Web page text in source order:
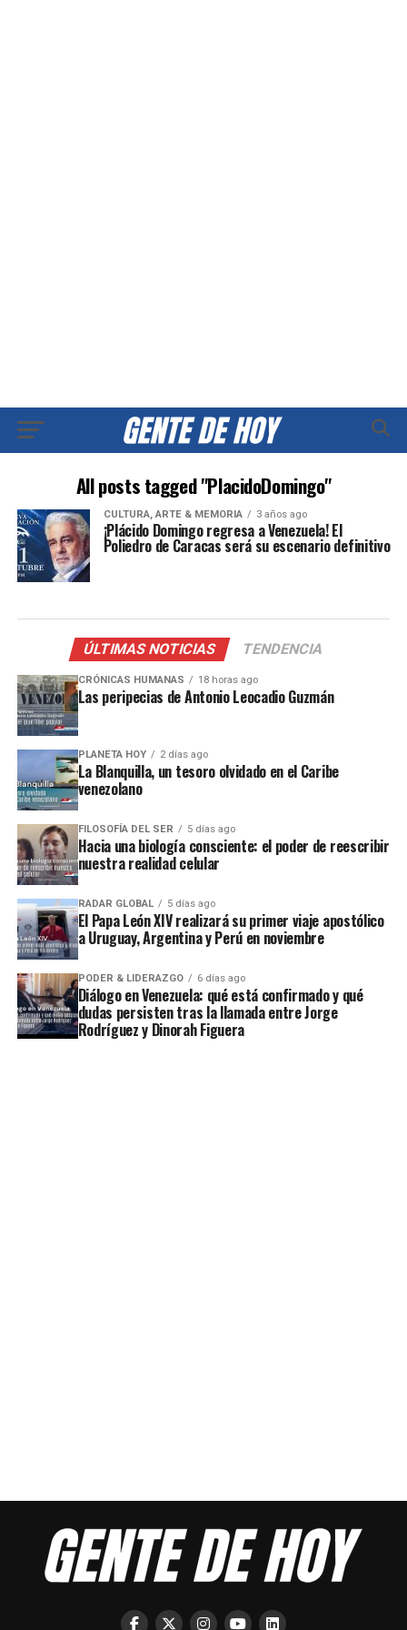
All posts tagged "PlacidoDomingo"
CULTURA, ARTE & MEMORIA 3 años ago
¡Plácido Domingo regresa a Venezuela! El
Poliedro de Caracas será su escenario definitivo
ÚLTIMAS NOTICIAS TENDENCIA
CRÓNICAS HUMANAS 18 horas ago
Las peripecias de Antonio Leocadio Guzmán
PLANETA HOY 2 días ago
La Blanquilla, un tesoro olvidado en el Caribe
venezolano
FILOSOFÍA DEL SER 5 días ago
Hacia una biología consciente: el poder de reescribir
nuestra realidad celular
RADAR GLOBAL 5 días ago
El Papa León XIV realizará su primer viaje apostólico
a Uruguay, Argentina y Perú en noviembre
PODER & LIDERAZGO 6 días ago
Diálogo en Venezuela: qué está confirmado y qué
dudas persisten tras la llamada entre Jorge
Rodríguez y Dinorah Figuera